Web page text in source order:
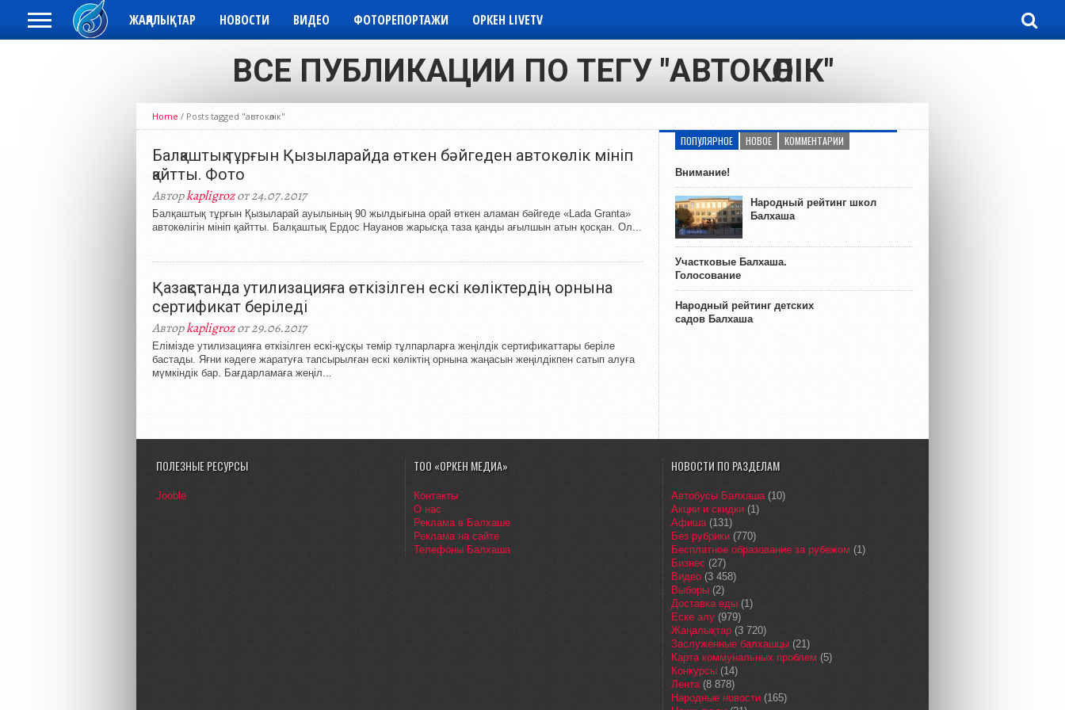
ЖАҢАЛЫҚТАР НОВОСТИ ВИДЕО ФОТОРЕПОРТАЖИ ОРКЕН LIVETV
ВСЕ ПУБЛИКАЦИИ ПО ТЕГУ "АВТОКӨЛІК"
Home / Posts tagged "автокөлік"
Балқаштық тұрғын Қызыларайда өткен бәйгеден автокөлік мініп
қайтты. Фото
Авторkapligrozот 24.07.2017
Балқаштық тұрғын Қызыларай ауылының 90 жылдығына орай өткен аламан бәйгеде «Lada Granta»
автокөлігін мініп қайтты. Балқаштық Ердос Науанов жарысқа таза қанды ағылшын атын қосқан. Ол...
Қазақстанда утилизацияға өткізілген ескі көліктердің орнына
сертификат беріледі
Авторkapligrozот 29.06.2017
Елімізде утилизацияға өткізілген ескі-құсқы темір тұлпарларға жеңілдік сертификаттары беріле
бастады. Яғни кәдеге жаратуға тапсырылған ескі көліктің орнына жаңасын жеңілдікпен сатып алуға
мүмкіндік бар. Бағдарламаға жеңіл...
ПОПУЛЯРНОЕ НОВОЕ КОММЕНТАРИИ
Внимание!
Народный рейтинг школ
Балхаша
Участковые Балхаша.
Голосование
Народный рейтинг детских
садов Балхаша
ПОЛЕЗНЫЕ РЕСУРСЫ
Jooble
ТОО «ОРКЕН МЕДИА»
Контакты
О нас
Реклама в Балхаше
Реклама на сайте
Телефоны Балхаша
НОВОСТИ ПО РАЗДЕЛАМ
Автобусы Балхаша(10)
Акции и скидки (1)
Афиша(131)
Без рубрики (770)
Бесплатное образование за рубежом (1)
Бизнес (27)
Видео (3 458)
Выборы (2)
Доставка еды (1)
Еске алу (979)
Жаңалықтар (3 720)
Заслуженные балхашцы (21)
Карта коммунальных проблем (5)
Конкурсы (14)
Лента(8 878)
Народные новости (165)